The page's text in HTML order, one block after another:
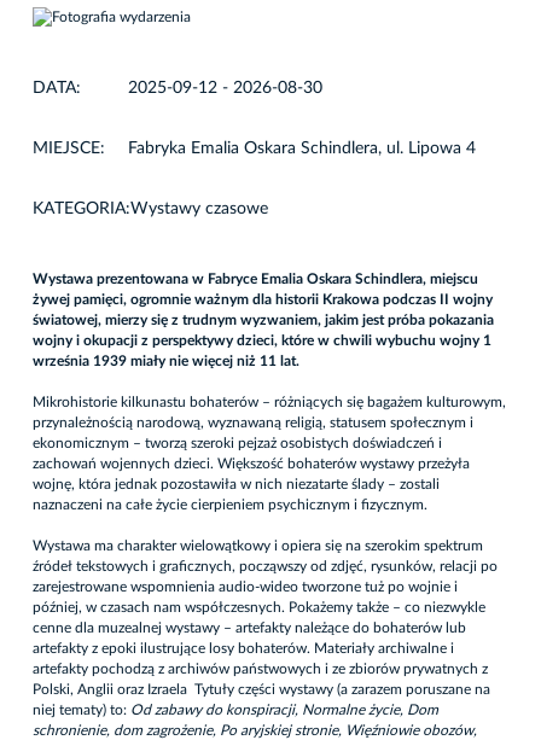
DATA: 2025-09-12 - 2026-08-30
MIEJSCE: Fabryka Emalia Oskara Schindlera, ul. Lipowa 4
KATEGORIA:Wystawy czasowe
Wystawa prezentowana w Fabryce Emalia Oskara Schindlera, miejscu
żywej pamięci, ogromnie ważnym dla historii Krakowa podczas II wojny
światowej, mierzy się z trudnym wyzwaniem, jakim jest próba pokazania
wojny i okupacji z perspektywy dzieci, które w chwili wybuchu wojny 1
września 1939 miały nie więcej niż 11 lat.
Mikrohistorie kilkunastu bohaterów – różniących się bagażem kulturowym,
przynależnością narodową, wyznawaną religią, statusem społecznym i
ekonomicznym – tworzą szeroki pejzaż osobistych doświadczeń i
zachowań wojennych dzieci. Większość bohaterów wystawy przeżyła
wojnę, która jednak pozostawiła w nich niezatarte ślady – zostali
naznaczeni na całe życie cierpieniem psychicznym i fizycznym.
Wystawa ma charakter wielowątkowy i opiera się na szerokim spektrum
źródeł tekstowych i graficznych, począwszy od zdjęć, rysunków, relacji po
zarejestrowane wspomnienia audio-wideo tworzone tuż po wojnie i
później, w czasach nam współczesnych. Pokażemy także – co niezwykle
cenne dla muzealnej wystawy – artefakty należące do bohaterów lub
artefakty z epoki ilustrujące losy bohaterów. Materiały archiwalne i
artefakty pochodzą z archiwów państwowych i ze zbiorów prywatnych z
Polski, Anglii oraz Izraela Tytuły części wystawy (a zarazem poruszane na
niej tematy) to: Od zabawy do konspiracji, Normalne życie, Dom
schronienie, dom zagrożenie, Po aryjskiej stronie, Więźniowie obozów,